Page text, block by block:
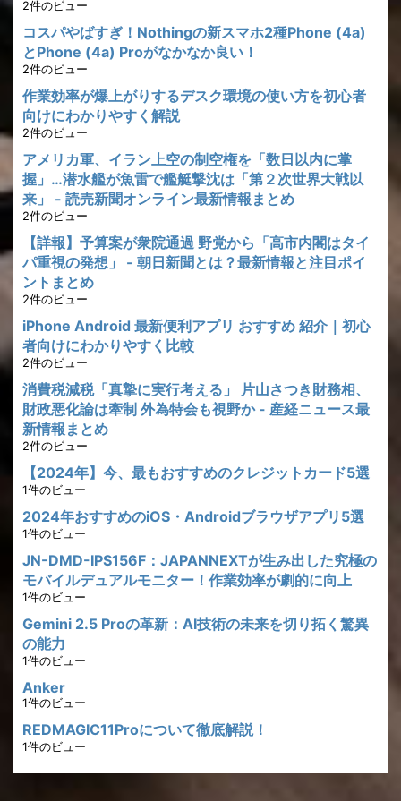
2件のビュー
コスパやばすぎ！Nothingの新スマホ2種Phone (4a)
とPhone (4a) Proがなかなか良い！
2件のビュー
作業効率が爆上がりするデスク環境の使い方を初心者
向けにわかりやすく解説
2件のビュー
アメリカ軍、イラン上空の制空権を「数日以内に掌
握」…潜水艦が魚雷で艦艇撃沈は「第２次世界大戦以
来」 - 読売新聞オンライン最新情報まとめ
2件のビュー
【詳報】予算案が衆院通過 野党から「高市内閣はタイ
パ重視の発想」 - 朝日新聞とは？最新情報と注目ポイ
ントまとめ
2件のビュー
iPhone Android 最新便利アプリ おすすめ 紹介｜初心
者向けにわかりやすく比較
2件のビュー
消費税減税「真摯に実行考える」 片山さつき財務相、
財政悪化論は牽制 外為特会も視野か - 産経ニュース最
新情報まとめ
2件のビュー
【2024年】今、最もおすすめのクレジットカード5選
1件のビュー
2024年おすすめのiOS・Androidブラウザアプリ5選
1件のビュー
JN-DMD-IPS156F：JAPANNEXTが生み出した究極の
モバイルデュアルモニター！作業効率が劇的に向上
1件のビュー
Gemini 2.5 Proの革新：AI技術の未来を切り拓く驚異
の能力
1件のビュー
Anker
1件のビュー
REDMAGIC11Proについて徹底解説！
1件のビュー